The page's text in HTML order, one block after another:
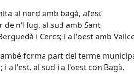
al nord amb bagà, al'est
de n'Hug, al sud amb Sant
i Cercs; i a l'oest amb
forma part del terme
i a l'est, al sud i a l'oest con Bagà.